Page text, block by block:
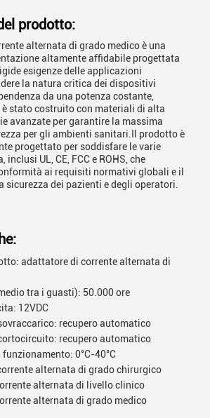
prodotto:
alternata di grado medico è una
altamente affidabile progettata
esigenze delle applicazioni
la natura critica dei dispositivi
da una potenza costante,
stato costruito con materiali di alta
avanzate per garantire la massima
per gli ambienti sanitari.Il prodotto è
progettato per soddisfare le varie
inclusi UL, CE, FCC e ROHS, che
ai requisiti normativi globali e il
sicurezza dei pazienti e degli operatori.
adattatore di corrente alternata di
tra i guasti): 50.000 ore
12VDC
recupero automatico
recupero automatico
0°C-40°C
alternata di grado chirurgico
alternata di livello clinico
alternata di grado medico